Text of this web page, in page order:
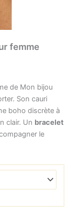
femme
de Mon bijou
Son cauri
boho discrète à
clair. Un bracelet
le